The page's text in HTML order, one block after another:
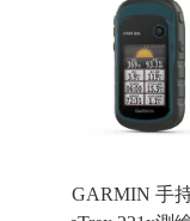
GARMIN 手